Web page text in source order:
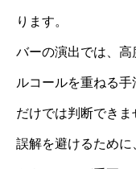
ります。
バーの演出では、
ルコールを重ねる
だけでは判断できま
誤解を避けるため